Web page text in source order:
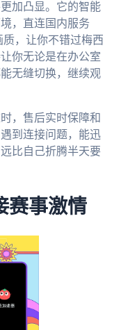
加凸显。它的智能
，直连国内服务
，让你不错过梅西
你无论是在办公室
无缝切换，继续观
，售后实时保障和
到连接问题，能迅
比自己折腾半天要
赛事激情